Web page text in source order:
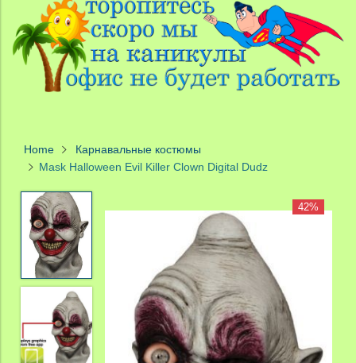
Home
Карнавальные костюмы
Mask Halloween Evil Killer Clown Digital Dudz
42%